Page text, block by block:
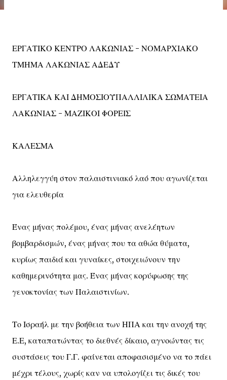
ΕΡΓΑΤΙΚΟ ΚΕΝΤΡΟ ΛΑΚΩΝΙΑΣ - ΝΟΜΑΡΧΙΑΚΟ
ΤΜΗΜΑ ΛΑΚΩΝΙΑΣ ΑΔΕΔΥ
ΕΡΓΑΤΙΚΑ ΚΑΙ ΔΗΜΟΣΙΟΫΠΑΛΛΙΛΙΚΑ ΣΩΜΑΤΕΙΑ
ΛΑΚΩΝΙΑΣ - ΜΑΖΙΚΟΙ ΦΟΡΕΙΣ
ΚΑΛΕΣΜΑ
Αλληλεγγύη στον παλαιστινιακό λαό που αγωνίζεται
για ελευθερία
Ένας μήνας πολέμου, ένας μήνας ανελέητων
βομβαρδισμών, ένας μήνας που τα αθώα θύματα,
κυρίως παιδιά και γυναίκες, στοιχειώνουν την
καθημερινότητα μας. Ένας μήνας κορύφωσης της
γενοκτονίας των Παλαιστινίων.
Το Ισραήλ με την βοήθεια των ΗΠΑ και την ανοχή της
Ε.Ε, καταπατώντας το διεθνές δίκαιο, αγνοώντας τις
συστάσεις του Γ.Γ. φαίνεται αποφασισμένο να το πάει
μέχρι τέλους, χωρίς καν να υπολογίζει τις δικές του